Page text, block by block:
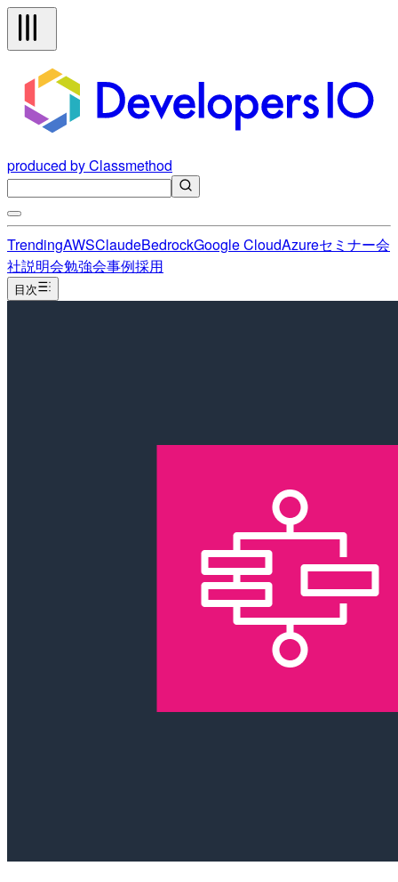
produced by Classmethod
TrendingAWSClaudeBedrockGoogle CloudAzureセミナー会
社説明会勉強会事例採用
目次